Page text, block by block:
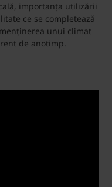
importanța utilizării
ce se completează
unui climat
de anotimp.